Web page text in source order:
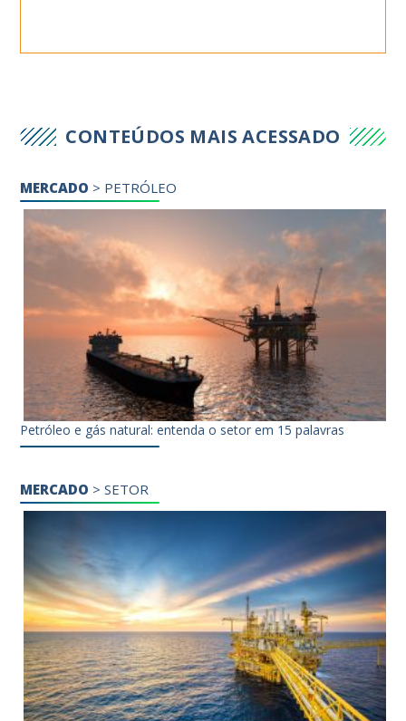
CONTEÚDOS MAIS ACESSADO
MERCADO > PETRÓLEO
Petróleo e gás natural: entenda o setor em 15 palavras
MERCADO >SETOR